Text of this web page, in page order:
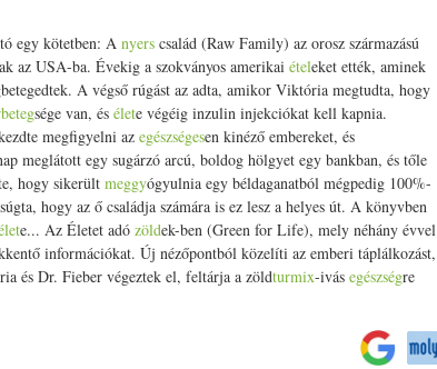
egy kötetben: A nyerscsalád (Raw Family) az orosz származású
az USA-ba. Évekig a szokványos amerikai ételeket ették, aminek
A végső rúgást az adta, amikor Viktória megtudta, hogy
sége van, és élete végéig inzulin injekciókat kell kapnia.
megfigyelni az egészségesen kinéző embereket, és
meglátott egy sugárzó arcú, boldog hölgyet egy bankban, és tőle
hogy sikerült meggyógyulnia egy béldaganatból mégpedig 100%-
hogy az ő családja számára is ez lesz a helyes út. A könyvben
e... Az Életet adó zöldek-ben (Green for Life), mely néhány évvel
információkat. Új nézőpontból közelíti az emberi táplálkozást,
és Dr. Fieber végeztek el, feltárja a zöldturmix-ivás egészségre